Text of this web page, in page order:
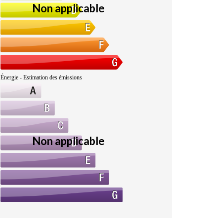
Non applicable
Énergie - Estimation des émissions
Non applicable